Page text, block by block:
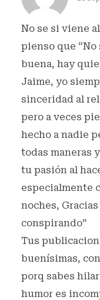
No se si viene
pienso que
buena, hay
Jaime, yo
sinceridad al
pero a veces
hecho a nadie
todas maneras
tu pasión al
especialmente
noches,
conspirando”
Tus
buenísimas,
porq sabes
humor es